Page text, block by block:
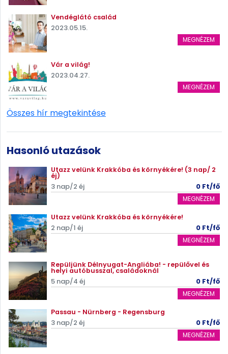
Vendéglátó család
2023.05.15.
MEGNÉZEM
Vár a világ!
2023.04.27.
MEGNÉZEM
Összes hír megtekintése
Hasonló utazások
Utazz velünk Krakkóba és környékére! (3 nap/ 2
éj)
3 nap/2 éj 0 Ft/fő
MEGNÉZEM
Utazz velünk Krakkóba és környékére!
2 nap/1 éj 0 Ft/fő
MEGNÉZEM
Repüljünk Délnyugat-Angliába! - repülővel és
helyi autóbusszal, családoknál
5 nap/4 éj 0 Ft/fő
MEGNÉZEM
Passau - Nürnberg - Regensburg
3 nap/2 éj 0 Ft/fő
MEGNÉZEM